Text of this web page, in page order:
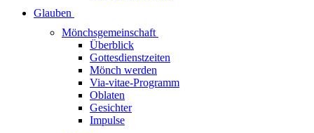
Glauben
Mönchsgemeinschaft
Überblick
Gottesdienstzeiten
Mönch werden
Via-vitae-Programm
Oblaten
Gesichter
Impulse